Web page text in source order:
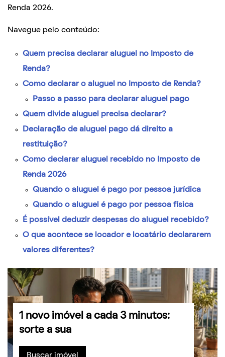
Renda 2026.
Navegue pelo conteúdo:
Quem precisa declarar aluguel no Imposto de
Renda?
Como declarar o aluguel no Imposto de Renda?
Passo a passo para declarar aluguel pago
Quem divide aluguel precisa declarar?
Declaração de aluguel pago dá direito a
restituição?
Como declarar aluguel recebido no Imposto de
Renda 2026
Quando o aluguel é pago por pessoa jurídica
Quando o aluguel é pago por pessoa física
É possível deduzir despesas do aluguel recebido?
O que acontece se locador e locatário declararem
valores diferentes?
1 novo imóvel a cada 3 minutos:
sorte a sua
Buscar imóvel